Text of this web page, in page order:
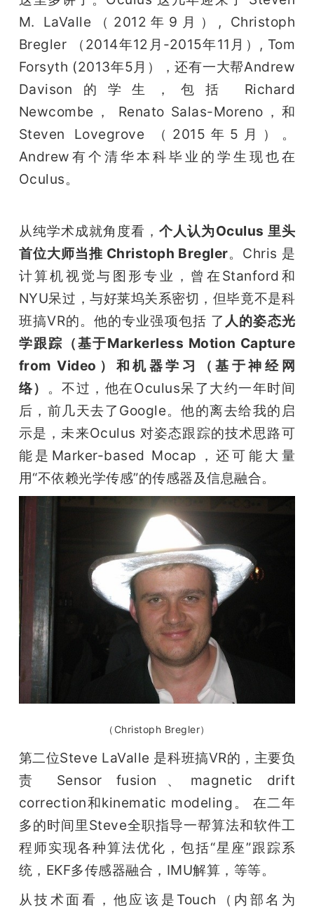
M. LaValle（2012年9月）, Christoph
Bregler （2014年12月-2015年11月）, Tom
Forsyth (2013年5月），还有一大帮Andrew
Davison的学生，包括 Richard
Newcombe， Renato Salas-Moreno，和
Steven Lovegrove （2015年5月）。
Andrew有个清华本科毕业的学生现也在
Oculus。
从纯学术成就角度看，个人认为Oculus 里头
首位大师当推 Christoph Bregler。Chris 是
计算机视觉与图形专业，曾在Stanford和
NYU呆过，与好莱坞关系密切，但毕竟不是科
班搞VR的。他的专业强项包括 了 人的姿态光
学跟踪（基于Markerless Motion Capture
from Video）和机器学习（基于神经网
络） 。不过，他在Oculus呆了大约一年时间
后，前几天去了Google。他的离去给我的启
示是，未来Oculus 对姿态跟踪的技术思路可
能是Marker-based Mocap，还可能大量
用“不依赖光学传感”的传感器及信息融合。
（Christoph Bregler）
第二位Steve LaValle 是科班搞VR的，主要负
责 Sensor fusion、magnetic drift
correction和kinematic modeling。 在二年
多的时间里Steve全职指导一帮算法和软件工
程师实现各种算法优化，包括“星座”跟踪系
统，EKF多传感器融合，IMU解算，等等。
从技术面看，他应该是Touch（内部名为